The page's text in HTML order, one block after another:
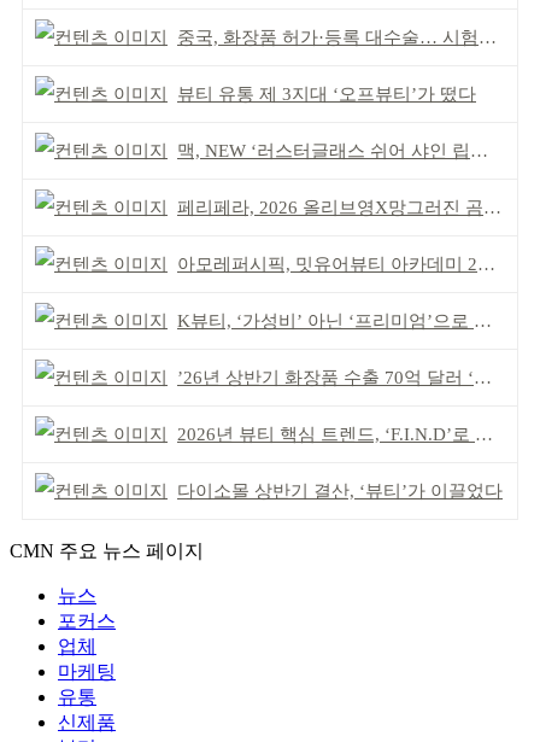
중국, 화장품 허가·등록 대수술… 시험자료 공용 허용
뷰티 유통 제 3지대 ‘오프뷰티’가 떴다
맥, NEW ‘러스터글래스 쉬어 샤인 립스틱’ 출시
페리페라, 2026 올리브영X망그러진 곰 콜라보
아모레퍼시픽, 밋유어뷰티 아카데미 2기 발대식
K뷰티, ‘가성비’ 아닌 ‘프리미엄’으로 승부걸어야
’26년 상반기 화장품 수출 70억 달러 ‘역대 최고’
2026년 뷰티 핵심 트렌드, ‘F.I.N.D’로 읽는다
다이소몰 상반기 결산, ‘뷰티’가 이끌었다
CMN 주요 뉴스 페이지
뉴스
포커스
업체
마케팅
유통
신제품